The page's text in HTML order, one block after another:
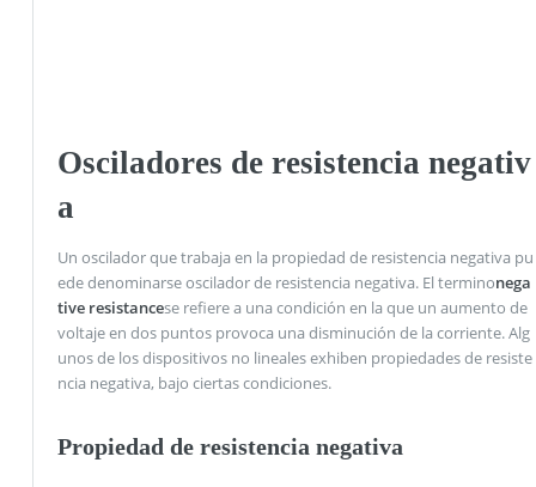
Osciladores de resistencia negativ
a
Un oscilador que trabaja en la propiedad de resistencia negativa pu
ede denominarse oscilador de resistencia negativa. El terminonega
tive resistancese refiere a una condición en la que un aumento de
voltaje en dos puntos provoca una disminución de la corriente. Alg
unos de los dispositivos no lineales exhiben propiedades de resiste
ncia negativa, bajo ciertas condiciones.
Propiedad de resistencia negativa